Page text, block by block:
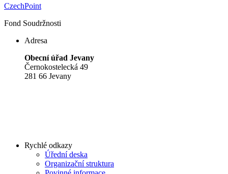
CzechPoint
Fond Soudržnosti
Adresa
Obecní úřad Jevany
Černokostelecká 49
281 66 Jevany
Rychlé odkazy
Úřední deska
Organizační struktura